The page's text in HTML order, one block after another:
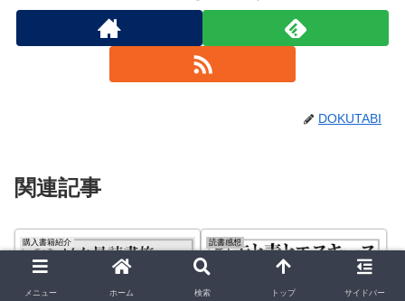
DOKUTABI
関連記事
購入書籍紹介 読書感想
メニュー ホーム 検索 トップ サイドバー